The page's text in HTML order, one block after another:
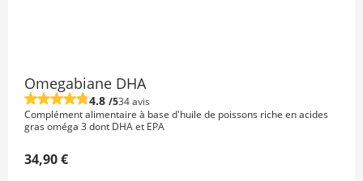
Omegabiane DHA
4.8 /534 avis
Complément alimentaire à base d'huile de poissons riche en acides
gras oméga 3 dont DHA et EPA
34,90 €